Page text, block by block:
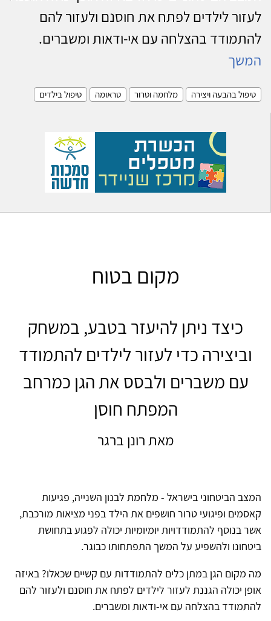
לעזור לילדים לפתח את חוסנם ולעזור להם
להתמודד בהצלחה עם אי-ודאות ומשברים.
המשך
טיפול בהבעה ויצירה מלחמה וטרור טראומה טיפול בילדים
מקום בטוח
כיצד ניתן להיעזר בטבע, במשחק
וביצירה כדי לעזור לילדים להתמודד
עם משברים ולבסס את הגן כמרחב
המפתח חוסן
מאת רונן ברגר
המצב הביטחוני בישראל - מלחמת לבנון השנייה, פגיעות
קאסמים ופיגועי טרור חושפים את הילד בפני מציאות מורכבת,
אשר בנוסף להתמודדויות יומיומיות יכולה לפגוע בתחושת
ביטחונו ולהשפיע על המשך התפתחותו כבוגר.
מה מקום הגן במתן כלים להתמודדות עם קשיים שכאלו? באיזה
אופן יכולה הגננת לעזור לילדים לפתח את חוסנם ולעזור להם
להתמודד בהצלחה עם אי-ודאות ומשברים.